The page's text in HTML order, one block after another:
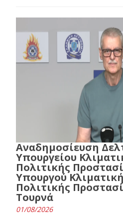
Αναδημοσίευση
Υπουργείου
Πολιτικής
Υπουργού
Πολιτικής
Τουρνά
01/08/2026